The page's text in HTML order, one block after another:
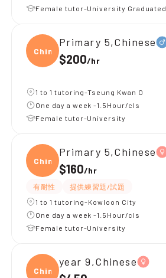
Female tutor-University Graduated
Chine
Primary 5,Chinese
$200/hr
1 to 1 tutoring-Tseung Kwan O
One day a week -1.5Hour/cls
Female tutor-University
Chine
Primary 5,Chinese
$160/hr
有耐性
提供練習題/試題
1 to 1 tutoring-Kowloon City
One day a week -1.5Hour/cls
Female tutor-University
Chine
year 9,Chinese